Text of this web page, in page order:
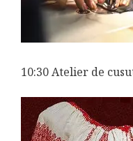
10:30 Atelier de